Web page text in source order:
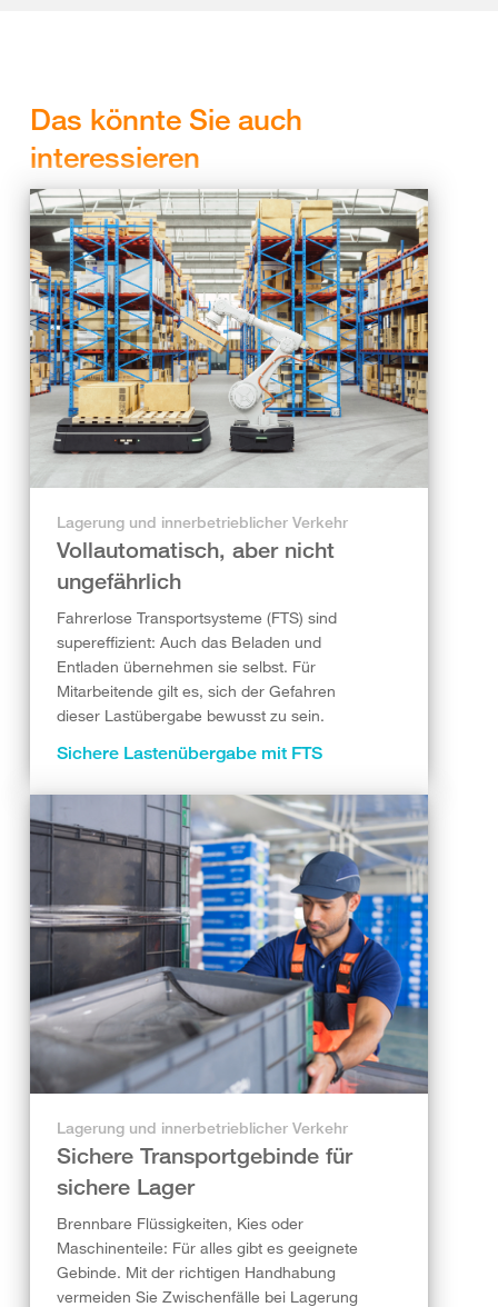
Das könnte Sie auch
interessieren
Lagerung und innerbetrieblicher Verkehr
Vollautomatisch, aber nicht
ungefährlich
Fahrerlose Transportsysteme (FTS) sind
supereffizient: Auch das Beladen und
Entladen übernehmen sie selbst. Für
Mitarbeitende gilt es, sich der Gefahren
dieser Lastübergabe bewusst zu sein.
Sichere Lastenübergabe mit FTS
Lagerung und innerbetrieblicher Verkehr
Sichere Transportgebinde für
sichere Lager
Brennbare Flüssigkeiten, Kies oder
Maschinenteile: Für alles gibt es geeignete
Gebinde. Mit der richtigen Handhabung
vermeiden Sie Zwischenfälle bei Lagerung